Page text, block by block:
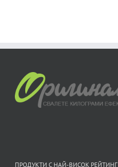
ПРОДУКТИ С НАЙ-ВИСОК РЕЙТИНГ